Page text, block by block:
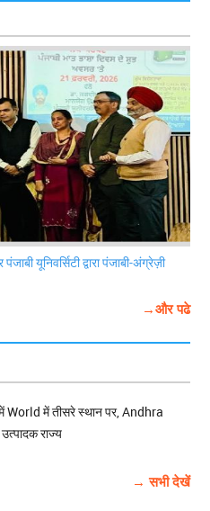
यूनिवर्सिटी द्वारा पंजाबी-अंग्रेज़ी
→और पढे
World में तीसरे स्थान पर, Andhra
राज्य
→ सभी देखें